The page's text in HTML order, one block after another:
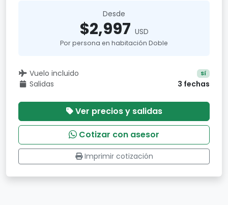
Desde
$2,997 USD
Por persona en habitación Doble
Vuelo incluido Sí
Salidas 3 fechas
Ver precios y salidas
Cotizar con asesor
Imprimir cotización